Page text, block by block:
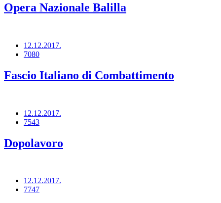
Opera Nazionale Balilla
12.12.2017.
7080
Fascio Italiano di Combattimento
12.12.2017.
7543
Dopolavoro
12.12.2017.
7747